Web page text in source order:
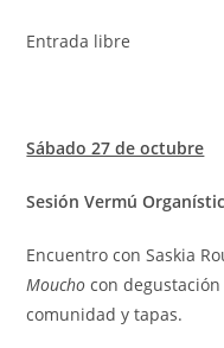
Entrada libre
Sábado 27 de octubre
Sesión Vermú
Encuentro con Saskia
Moucho con
comunidad y tapas.